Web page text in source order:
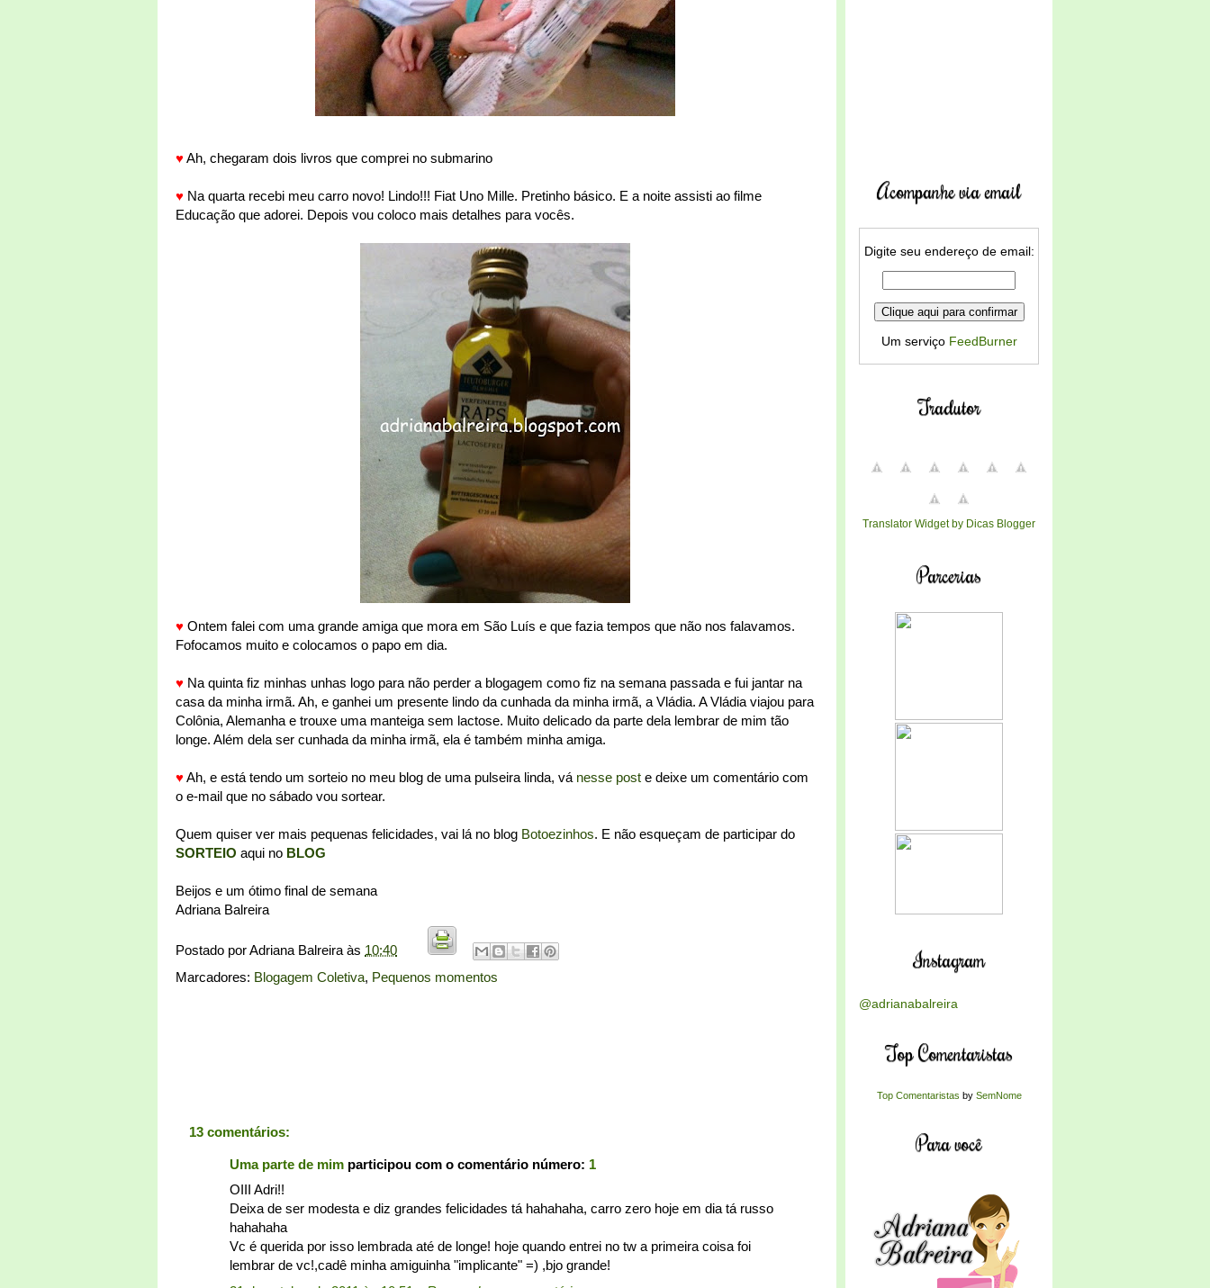
♥Ah, chegaram dois livros que comprei no submarino
♥ Na quarta recebi meu carro novo! Lindo!!! Fiat Uno Mille. Pretinho básico. E a noite assisti ao filme
Educação que adorei. Depois vou coloco mais detalhes para vocês.
♥ Ontem falei com uma grande amiga que mora em São Luís e que fazia tempos que não nos falavamos.
Fofocamos muito e colocamos o papo em dia.
♥ Na quinta fiz minhas unhas logo para não perder a blogagem como fiz na semana passada e fui jantar na
casa da minha irmã. Ah, e ganhei um presente lindo da cunhada da minha irmã, a Vládia. A Vládia viajou para
Colônia, Alemanha e trouxe uma manteiga sem lactose. Muito delicado da parte dela lembrar de mim tão
longe. Além dela ser cunhada da minha irmã, ela é também minha amiga.
♥Ah, e está tendo um sorteio no meu blog de uma pulseira linda, vá nesse post e deixe um comentário com
o e-mail que no sábado vou sortear.
Quem quiser ver mais pequenas felicidades, vai lá no blog Botoezinhos. E não esqueçam de participar do
SORTEIO aqui no BLOG
Beijos e um ótimo final de semana
Adriana Balreira
Postado porAdriana Balreira às 10:40
Marcadores: Blogagem Coletiva, Pequenos momentos
13 comentários:
Uma parte de mim participou com o comentário número: 1
OIII Adri!!
Deixa de ser modesta e diz grandes felicidades tá hahahaha, carro zero hoje em dia tá russo
hahahaha
Vc é querida por isso lembrada até de longe! hoje quando entrei no tw a primeira coisa foi
lembrar de vc!,cadê minha amiguinha "implicante" =) ,bjo grande!
Acompanhe via email
Digite seu endereço de email:
Um serviço FeedBurner
Tradutor
Translator Widget by Dicas Blogger
Parcerias
Instagram
@adrianabalreira
Top Comentaristas
Top Comentaristas by SemNome
Para você